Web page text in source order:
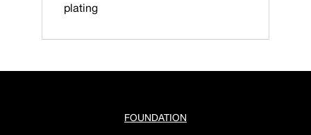
plating
FOUNDATION